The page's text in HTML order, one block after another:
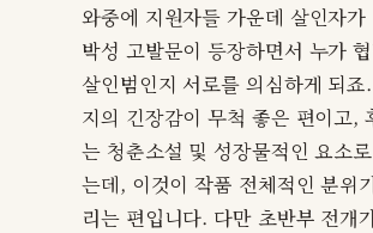
와중에 지원자들 가운데 살인자가
박성 고발문이 등장하면서 누가
살인범인지 서로를 의심하게 되
지의 긴장감이 무척 좋은 편이고,
는 청춘소설 및 성장물적인 요소
는데, 이것이 작품 전체적인 분위
리는 편입니다. 다만 초반부 전개